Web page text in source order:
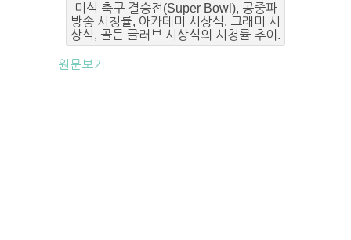
미식 축구 결승전(Super Bowl), 공중파
방송 시청률, 아카데미 시상식, 그래미 시
상식, 골든 글러브 시상식의 시청률 추이.
원문보기